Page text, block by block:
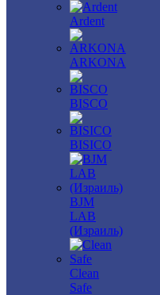
Ardent
ARKONA
BISCO
BISICO
BJM
LAB
(Израиль)
Clean
Safe